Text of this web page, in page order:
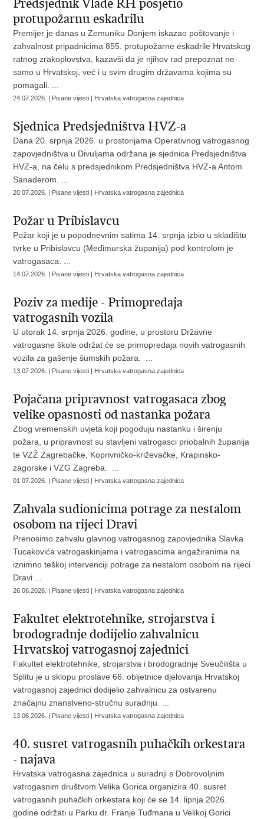
Predsjednik Vlade RH posjetio
protupožarnu eskadrilu
Premijer je danas u Zemuniku Donjem iskazao poštovanje i
zahvalnost pripadnicima 855. protupožarne eskadrile Hrvatskog
ratnog zrakoplovstva, kazavši da je njihov rad prepoznat ne
samo u Hrvatskoj, već i u svim drugim državama kojima su
pomagali. ...
24.07.2026. | Pisane vijesti | Hrvatska vatrogasna zajednica
Sjednica Predsjedništva HVZ-a
Dana 20. srpnja 2026. u prostorijama Operativnog vatrogasnog
zapovjedništva u Divuljama održana je sjednica Predsjedništva
HVZ-a, na čelu s predsjednikom Predsjedništva HVZ-a Antom
Sanaderom. ...
20.07.2026. | Pisane vijesti | Hrvatska vatrogasna zajednica
Požar u Pribislavcu
Požar koji je u popodnevnim satima 14. srpnja izbio u skladištu
tvrke u Pribislavcu (Međimurska županija) pod kontrolom je
vatrogasaca. ...
14.07.2026. | Pisane vijesti | Hrvatska vatrogasna zajednica
Poziv za medije - Primopredaja
vatrogasnih vozila
U utorak 14. srpnja 2026. godine, u prostoru Državne
vatrogasne škole održat će se primopredaja novih vatrogasnih
vozila za gašenje šumskih požara. ...
13.07.2026. | Pisane vijesti | Hrvatska vatrogasna zajednica
Pojačana pripravnost vatrogasaca zbog
velike opasnosti od nastanka požara
Zbog vremenskih uvjeta koji pogoduju nastanku i širenju
požara, u pripravnost su stavljeni vatrogasci priobalnih županija
te VZŽ Zagrebačke, Koprivničko-križevačke, Krapinsko-
zagorske i VZG Zagreba. ...
01.07.2026. | Pisane vijesti | Hrvatska vatrogasna zajednica
Zahvala sudionicima potrage za nestalom
osobom na rijeci Dravi
Prenosimo zahvalu glavnog vatrogasnog zapovjednika Slavka
Tucakovića vatrogaskinjama i vatrogascima angažiranima na
iznimno teškoj intervenciji potrage za nestalom osobom na rijeci
Dravi ...
26.06.2026. | Pisane vijesti | Hrvatska vatrogasna zajednica
Fakultet elektrotehnike, strojarstva i
brodogradnje dodijelio zahvalnicu
Hrvatskoj vatrogasnoj zajednici
Fakultet elektrotehnike, strojarstva i brodogradnje Sveučilišta u
Splitu je u sklopu proslave 66. obljetnice djelovanja Hrvatskoj
vatrogasnoj zajednici dodijelio zahvalnicu za ostvarenu
značajnu znanstveno-stručnu suradnju. ...
13.06.2026. | Pisane vijesti | Hrvatska vatrogasna zajednica
40. susret vatrogasnih puhačkih orkestara
- najava
Hrvatska vatrogasna zajednica u suradnji s Dobrovoljnim
vatrogasnim društvom Velika Gorica organizira 40. susret
vatrogasnih puhačkih orkestara koji će se 14. lipnja 2026.
godine održati u Parku dr. Franje Tuđmana u Velikoj Gorici